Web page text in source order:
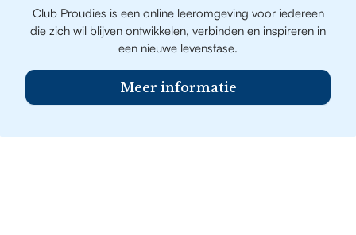
Club Proudies is een online leeromgeving voor iedereen
die zich wil blijven ontwikkelen, verbinden en inspireren in
een nieuwe levensfase.
Meer informatie